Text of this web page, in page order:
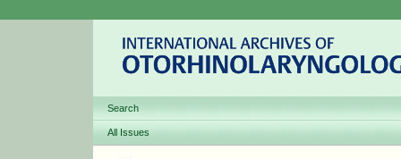
Search
All Issues